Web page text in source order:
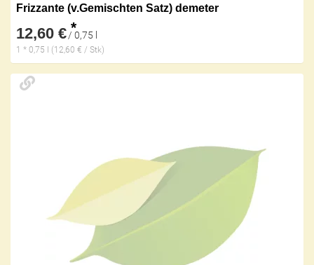
Frizzante (v.Gemischten Satz) demeter
12,60 € *
/ 0,75 l
1 * 0,75 l (12,60 € / Stk)